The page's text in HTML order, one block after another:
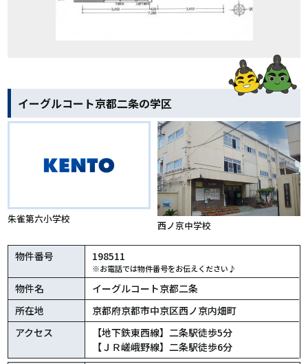
イーグルコート京都二条の学区
朱雀第六小学校
西ノ京中学校
物件番号 198511
※お電話では物件番号をお伝えください♪
物件名
イーグルコート京都二条
所在地
京都府京都市中京区西ノ京内畑町
アクセス
【地下鉄東西線】二条駅徒歩5分
【ＪＲ嵯峨野線】二条駅徒歩6分